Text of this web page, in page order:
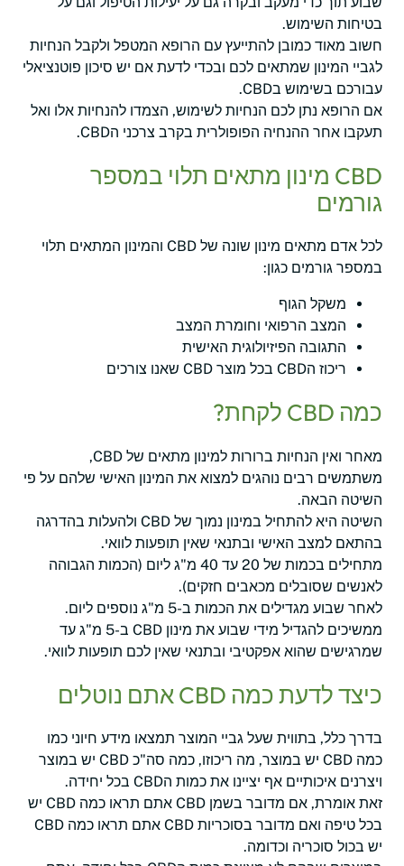
בטיחות השימוש.
חשוב מאוד כמובן להתייעץ עם הרופא המטפל ולקבל הנחיות
לגביי המינון שמתאים לכם ובכדי לדעת אם יש סיכון פוטנציאלי
עבורכם בשימוש בCBD.
אם הרופא נתן לכם הנחיות לשימוש, הצמדו להנחיות אלו ואל
תעקבו אחר ההנחיה הפופולרית בקרב צרכני הCBD.
CBD מינון מתאים תלוי במספר
גורמים
לכל אדם מתאים מינון שונה של CBD והמינון המתאים תלוי
במספר גורמים כגון:
משקל הגוף
המצב הרפואי וחומרת המצב
התגובה הפיזיולוגית האישית
ריכוז הCBD בכל מוצר CBD שאנו צורכים
כמה CBD לקחת?
מאחר ואין הנחיות ברורות למינון מתאים של CBD,
משתמשים רבים נוהגים למצוא את המינון האישי שלהם על פי
השיטה הבאה.
השיטה היא להתחיל במינון נמוך של CBD ולהעלות בהדרגה
בהתאם למצב האישי ובתנאי שאין תופעות לוואי.
מתחילים בכמות של 20 עד 40 מ"ג ליום (הכמות הגבוהה
לאנשים שסובלים מכאבים חזקים).
לאחר שבוע מגדילים את הכמות ב-5 מ"ג נוספים ליום.
ממשיכים להגדיל מידי שבוע את מינון CBD ב-5 מ"ג עד
שמרגישים שהוא אפקטיבי ובתנאי שאין לכם תופעות לוואי.
כיצד לדעת כמה CBD אתם נוטלים
בדרך כלל, בתווית שעל גביי המוצר תמצאו מידע חיוני כמו
כמה CBD יש במוצר, מה ריכוזו, כמה סה"כ CBD יש במוצר
ויצרנים איכותיים אף יציינו את כמות הCBD בכל יחידה.
זאת אומרת, אם מדובר בשמן CBD אתם תראו כמה CBD יש
בכל טיפה ואם מדובר בסוכריות CBD אתם תראו כמה CBD
יש בכול סוכריה וכדומה.